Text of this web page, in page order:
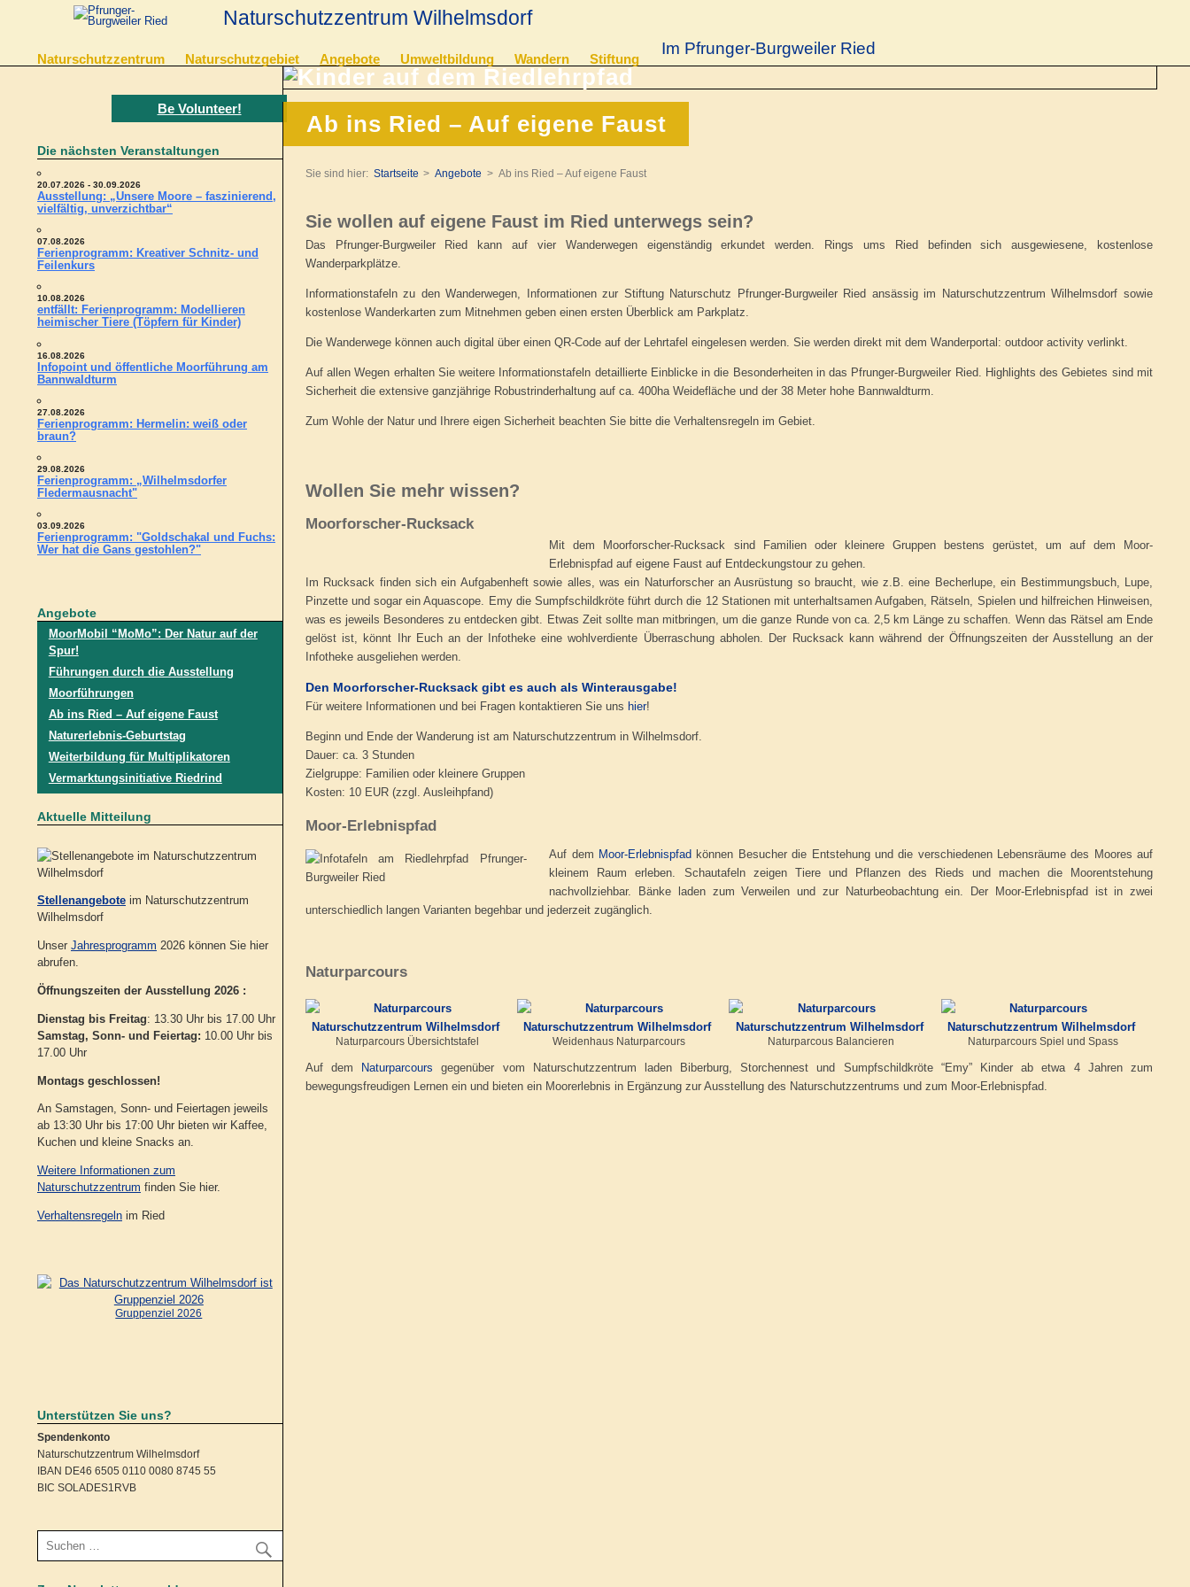
Naturschutzzentrum Wilhelmsdorf
Im Pfrunger-Burgweiler Ried
Naturschutzzentrum Naturschutzgebiet Angebote Umweltbildung Wandern Stiftung
Ab ins Ried – Auf eigene Faust
Sie sind hier: Startseite Angebote Ab ins Ried – Auf eigene Faust
Sie wollen auf eigene Faust im Ried unterwegs sein?
Das Pfrunger-Burgweiler Ried kann auf vier Wanderwegen eigenständig erkundet werden. Rings ums Ried befinden sich ausgewiesene, kostenlose
Wanderparkplätze.
Informationstafeln zu den Wanderwegen, Informationen zur Stiftung Naturschutz Pfrunger-Burgweiler Ried ansässig im Naturschutzzentrum Wilhelmsdorf sowie
kostenlose Wanderkarten zum Mitnehmen geben einen ersten Überblick am Parkplatz.
Die Wanderwege können auch digital über einen QR-Code auf der Lehrtafel eingelesen werden. Sie werden direkt mit dem Wanderportal: outdoor activity verlinkt.
Auf allen Wegen erhalten Sie weitere Informationstafeln detaillierte Einblicke in die Besonderheiten in das Pfrunger-Burgweiler Ried. Highlights des Gebietes sind mit
Sicherheit die extensive ganzjährige Robustrinderhaltung auf ca. 400ha Weidefläche und der 38 Meter hohe Bannwaldturm.
Zum Wohle der Natur und Ihrere eigen Sicherheit beachten Sie bitte die Verhaltensregeln im Gebiet.
Wollen Sie mehr wissen?
Moorforscher-Rucksack
Mit dem Moorforscher-Rucksack sind Familien oder kleinere Gruppen bestens gerüstet, um auf dem Moor-
Erlebnispfad auf eigene Faust auf Entdeckungstour zu gehen.
Im Rucksack finden sich ein Aufgabenheft sowie alles, was ein Naturforscher an Ausrüstung so braucht, wie z.B. eine Becherlupe, ein Bestimmungsbuch, Lupe,
Pinzette und sogar ein Aquascope. Emy die Sumpfschildkröte führt durch die 12 Stationen mit unterhaltsamen Aufgaben, Rätseln, Spielen und hilfreichen Hinweisen,
was es jeweils Besonderes zu entdecken gibt. Etwas Zeit sollte man mitbringen, um die ganze Runde von ca. 2,5 km Länge zu schaffen. Wenn das Rätsel am Ende
gelöst ist, könnt Ihr Euch an der Infotheke eine wohlverdiente Überraschung abholen. Der Rucksack kann während der Öffnungszeiten der Ausstellung an der
Infotheke ausgeliehen werden.
Den Moorforscher-Rucksack gibt es auch als Winterausgabe!
Für weitere Informationen und bei Fragen kontaktieren Sie uns hier!
Beginn und Ende der Wanderung ist am Naturschutzzentrum in Wilhelmsdorf.
Dauer: ca. 3 Stunden
Zielgruppe: Familien oder kleinere Gruppen
Kosten: 10 EUR (zzgl. Ausleihpfand)
Moor-Erlebnispfad
Auf dem Moor-Erlebnispfad können Besucher die Entstehung und die verschiedenen Lebensräume des Moores auf
kleinem Raum erleben. Schautafeln zeigen Tiere und Pflanzen des Rieds und machen die Moorentstehung
nachvollziehbar. Bänke laden zum Verweilen und zur Naturbeobachtung ein. Der Moor-Erlebnispfad ist in zwei
unterschiedlich langen Varianten begehbar und jederzeit zugänglich.
Naturparcours
Naturparcours Übersichtstafel Weidenhaus Naturparcours Naturparcous Balancieren Naturparcours Spiel und Spass
Auf dem Naturparcours gegenüber vom Naturschutzzentrum laden Biberburg, Storchennest und Sumpfschildkröte “Emy” Kinder ab etwa 4 Jahren zum
bewegungsfreudigen Lernen ein und bieten ein Moorerlebnis in Ergänzung zur Ausstellung des Naturschutzzentrums und zum Moor-Erlebnispfad.
Be Volunteer!
Die nächsten Veranstaltungen
20.07.2026 - 30.09.2026
Ausstellung: „Unsere Moore – faszinierend,
vielfältig, unverzichtbar“
07.08.2026
Ferienprogramm: Kreativer Schnitz- und
Feilenkurs
10.08.2026
entfällt: Ferienprogramm: Modellieren
heimischer Tiere (Töpfern für Kinder)
16.08.2026
Infopoint und öffentliche Moorführung am
Bannwaldturm
27.08.2026
Ferienprogramm: Hermelin: weiß oder
braun?
29.08.2026
Ferienprogramm: „Wilhelmsdorfer
Fledermausnacht"
03.09.2026
Ferienprogramm: "Goldschakal und Fuchs:
Wer hat die Gans gestohlen?"
Angebote
MoorMobil “MoMo”: Der Natur auf der
Spur!
Führungen durch die Ausstellung
Moorführungen
Ab ins Ried – Auf eigene Faust
Naturerlebnis-Geburtstag
Weiterbildung für Multiplikatoren
Vermarktungsinitiative Riedrind
Aktuelle Mitteilung
Stellenangebote im Naturschutzzentrum
Wilhelmsdorf
Unser Jahresprogramm 2026 können Sie hier
abrufen.
Öffnungszeiten der Ausstellung 2026 :
Dienstag bis Freitag: 13.30 Uhr bis 17.00 Uhr
Samstag, Sonn- und Feiertag: 10.00 Uhr bis
17.00 Uhr
Montags geschlossen!
An Samstagen, Sonn- und Feiertagen jeweils
ab 13:30 Uhr bis 17:00 Uhr bieten wir Kaffee,
Kuchen und kleine Snacks an.
Weitere Informationen zum
Naturschutzzentrum finden Sie hier.
Verhaltensregeln im Ried
Gruppenziel 2026
Unterstützen Sie uns?
Spendenkonto
Naturschutzzentrum Wilhelmsdorf
IBAN DE46 6505 0110 0080 8745 55
BIC SOLADES1RVB